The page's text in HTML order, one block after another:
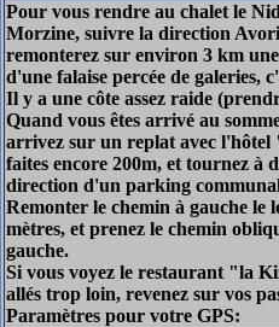
Pour vous rendre au chalet le
Morzine, suivre la direction
remonterez sur environ 3 km
d'une falaise percée de galeries,
Il y a une côte assez raide
Quand vous êtes arrivé au
arrivez sur un replat avec
faites encore 200m, et tournez à
direction d'un parking
Remonter le chemin à gauche le
mètres, et prenez le chemin
gauche.
Si vous voyez le restaurant "la
allés trop loin, revenez sur vos
Paramètres pour votre GPS: